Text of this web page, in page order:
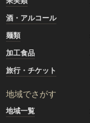
酒・アルコール
麺類
加工食品
旅行・チケット
地域でさがす
地域一覧